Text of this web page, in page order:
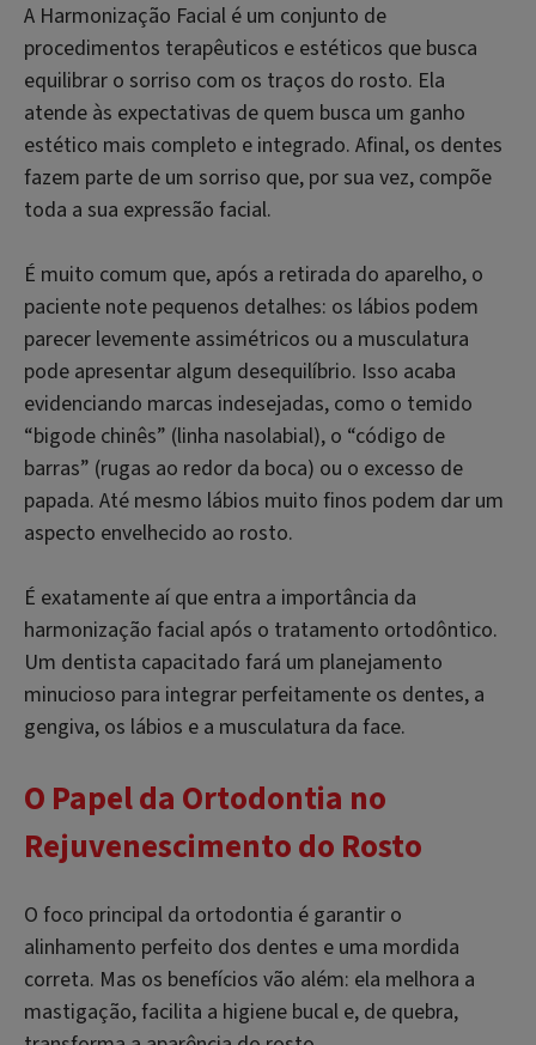
A Harmonização Facial é um conjunto de
procedimentos terapêuticos e estéticos que busca
equilibrar o sorriso com os traços do rosto. Ela
atende às expectativas de quem busca um ganho
estético mais completo e integrado. Afinal, os dentes
fazem parte de um sorriso que, por sua vez, compõe
toda a sua expressão facial.
É muito comum que, após a retirada do aparelho, o
paciente note pequenos detalhes: os lábios podem
parecer levemente assimétricos ou a musculatura
pode apresentar algum desequilíbrio. Isso acaba
evidenciando marcas indesejadas, como o temido
“bigode chinês” (linha nasolabial), o “código de
barras” (rugas ao redor da boca) ou o excesso de
papada. Até mesmo lábios muito finos podem dar um
aspecto envelhecido ao rosto.
É exatamente aí que entra a importância da
harmonização facial após o tratamento ortodôntico.
Um dentista capacitado fará um planejamento
minucioso para integrar perfeitamente os dentes, a
gengiva, os lábios e a musculatura da face.
O Papel da Ortodontia no
Rejuvenescimento do Rosto
O foco principal da ortodontia é garantir o
alinhamento perfeito dos dentes e uma mordida
correta. Mas os benefícios vão além: ela melhora a
mastigação, facilita a higiene bucal e, de quebra,